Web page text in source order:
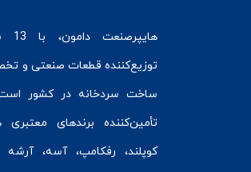
هایپرصنعت
توزیع‌کننده قطعات صنعتی و
ساخت سردخانه در کشور
تأمین‌کننده برندهای
کوپلند، رفکامپ، آسه، آرشه